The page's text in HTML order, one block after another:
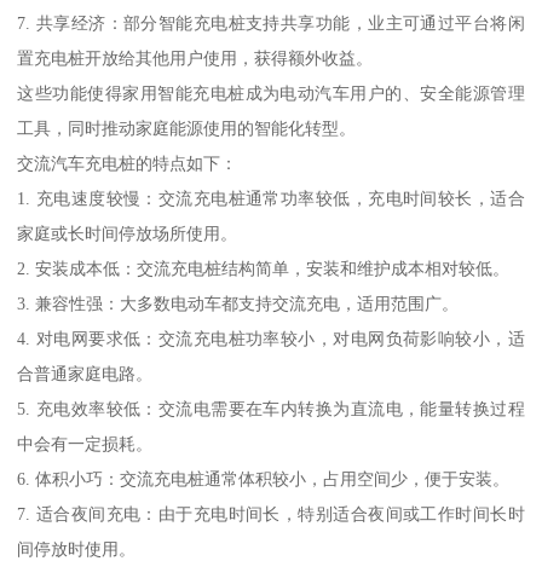
7. 共享经济：部分智能充电桩支持共享功能，业主可通过平台将闲
置充电桩开放给其他用户使用，获得额外收益。
这些功能使得家用智能充电桩成为电动汽车用户的、安全能源管理
工具，同时推动家庭能源使用的智能化转型。
交流汽车充电桩的特点如下：
1. 充电速度较慢：交流充电桩通常功率较低，充电时间较长，适合
家庭或长时间停放场所使用。
2. 安装成本低：交流充电桩结构简单，安装和维护成本相对较低。
3. 兼容性强：大多数电动车都支持交流充电，适用范围广。
4. 对电网要求低：交流充电桩功率较小，对电网负荷影响较小，适
合普通家庭电路。
5. 充电效率较低：交流电需要在车内转换为直流电，能量转换过程
中会有一定损耗。
6. 体积小巧：交流充电桩通常体积较小，占用空间少，便于安装。
7. 适合夜间充电：由于充电时间长，特别适合夜间或工作时间长时
间停放时使用。